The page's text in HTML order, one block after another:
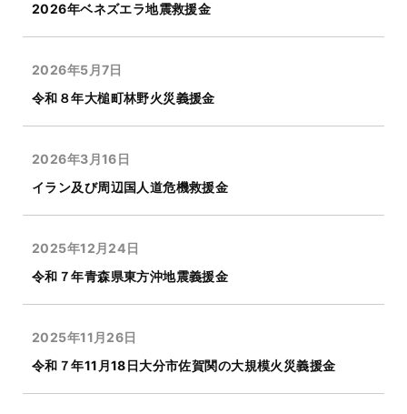
2026年ベネズエラ地震救援金
2026年5月7日
令和８年大槌町林野火災義援金
2026年3月16日
イラン及び周辺国人道危機救援金
2025年12月24日
令和７年青森県東方沖地震義援金
2025年11月26日
令和７年11月18日大分市佐賀関の大規模火災義援金